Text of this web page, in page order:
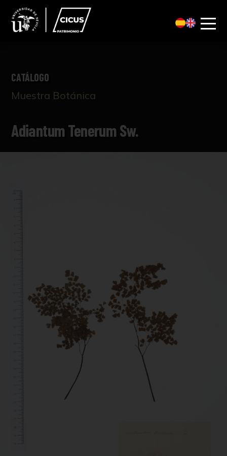
CATÁLOGO
Muestra Botánica
Adiantum Tenerum Sw.